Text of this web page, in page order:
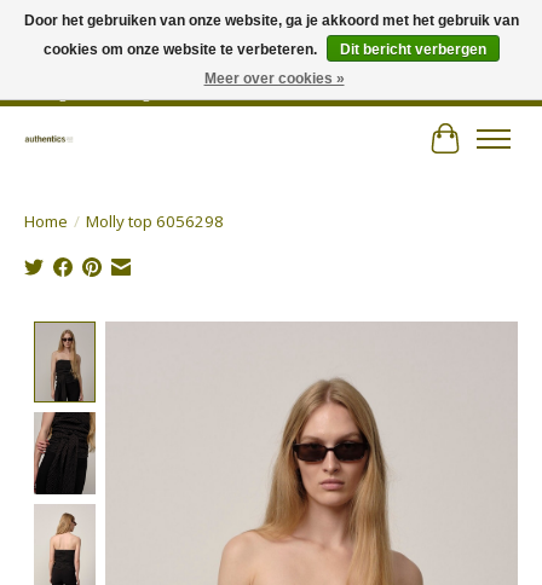
Wij hechten veel belang aan persoonlijk advies en zorgen voor jouw outfit! |
Authentics - Plezantstraat 22 - 9220 Hamme - Tel 052 25 67 00 - Open van
Home / Molly top 6056298
Door het gebruiken van onze website, ga je akkoord met het gebruik van
cookies om onze website te verbeteren.
Dit bericht verbergen
Meer over cookies »